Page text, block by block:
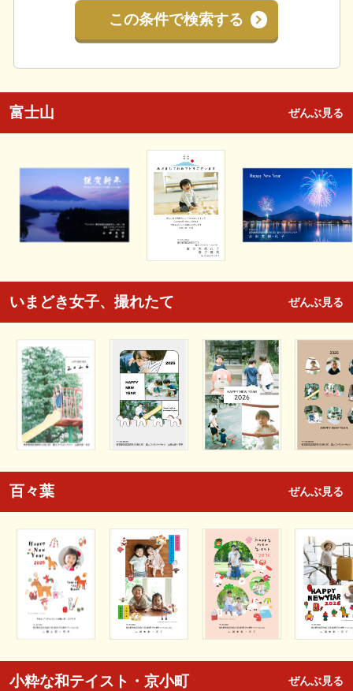
この条件で検索する
富士山 ぜんぶ見る
いまどき女子、撮れたて ぜんぶ見る
百々葉 ぜんぶ見る
小粋な和テイスト・京小町 ぜんぶ見る